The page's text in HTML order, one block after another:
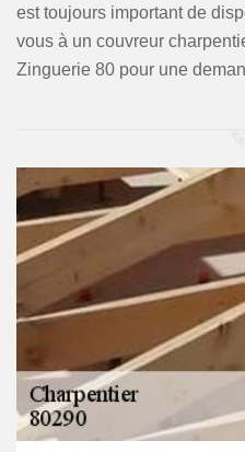
est toujours important de
vous à un couvreur
Zinguerie 80 pour une